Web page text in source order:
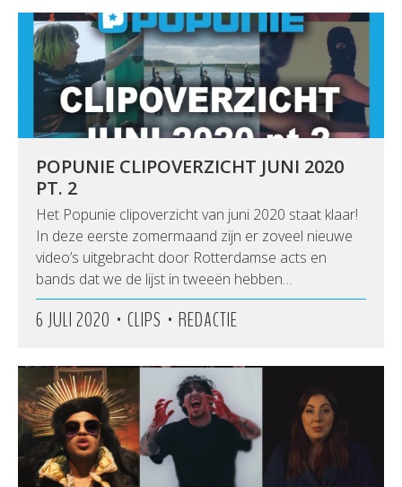
POPUNIE CLIPOVERZICHT JUNI 2020
PT. 2
Het Popunie clipoverzicht van juni 2020 staat klaar!
In deze eerste zomermaand zijn er zoveel nieuwe
video’s uitgebracht door Rotterdamse acts en
bands dat we de lijst in tweeën hebben…
6 JULI 2020 • CLIPS • REDACTIE